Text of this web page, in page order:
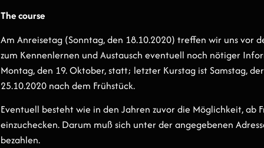
The course
Am Anreisetag (Sonntag, den 18.10.2020) treffen wir uns vor
zum Kennenlernen und Austausch eventuell noch nötiger
Montag, den 19. Oktober, statt; letzter Kurstag ist Samstag,
25.10.2020 nach dem Frühstück.
Eventuell besteht wie in den Jahren zuvor die Möglichkeit, ab
einzuchecken. Darum muß sich unter der angegebenen
bezahlen.